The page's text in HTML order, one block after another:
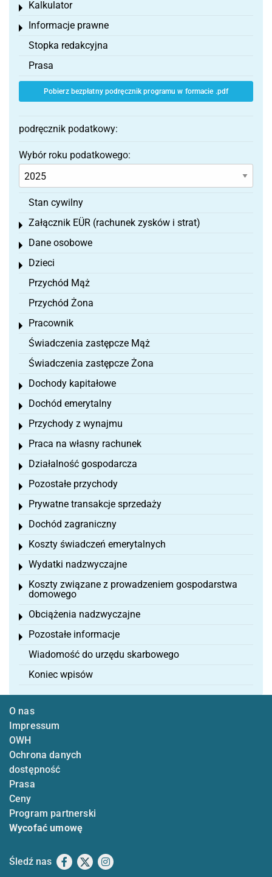
Kalkulator
Toggle menu
Informacje prawne
Toggle menu
Stopka redakcyjna
Prasa
Pobierz bezpłatny podręcznik programu w formacie .pdf
podręcznik podatkowy:
Wybór roku podatkowego:
Stan cywilny
Załącznik EÜR (rachunek zysków i strat)
Toggle menu
Dane osobowe
Toggle menu
Dzieci
Toggle menu
Przychód Mąż
Przychód Żona
Pracownik
Toggle menu
Świadczenia zastępcze Mąż
Świadczenia zastępcze Żona
Dochody kapitałowe
Toggle menu
Dochód emerytalny
Toggle menu
Przychody z wynajmu
Toggle menu
Praca na własny rachunek
Toggle menu
Działalność gospodarcza
Toggle menu
Pozostałe przychody
Toggle menu
Prywatne transakcje sprzedaży
Toggle menu
Dochód zagraniczny
Toggle menu
Koszty świadczeń emerytalnych
Toggle menu
Wydatki nadzwyczajne
Toggle menu
Koszty związane z prowadzeniem gospodarstwa
domowego
Toggle menu
Obciążenia nadzwyczajne
Toggle menu
Pozostałe informacje
Toggle menu
Wiadomość do urzędu skarbowego
Koniec wpisów
O nas
Impressum
OWH
Ochrona danych
dostępność
Prasa
Ceny
Program partnerski
Wycofać umowę
Śledź nas Facebook
X Instagram